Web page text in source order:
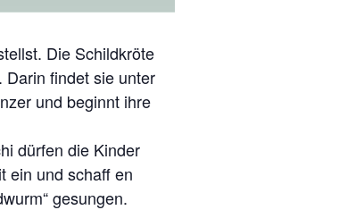
Die Schildkröte
Darin findet sie unter
und beginnt ihre
dürfen die Kinder
ein und schaff en
gesungen.